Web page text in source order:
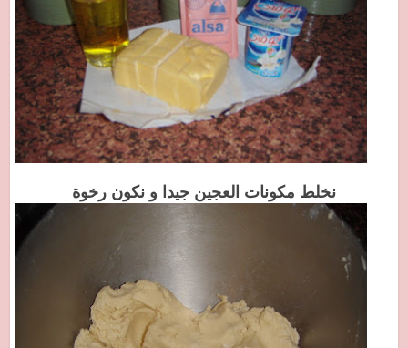
نخلط مكونات العجين جيدا و نكون رخوة